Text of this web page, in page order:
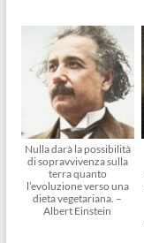
Nulla darà la possibilità
di sopravvivenza sulla
terra quanto
l’evoluzione verso una
dieta vegetariana. –
Albert Einstein